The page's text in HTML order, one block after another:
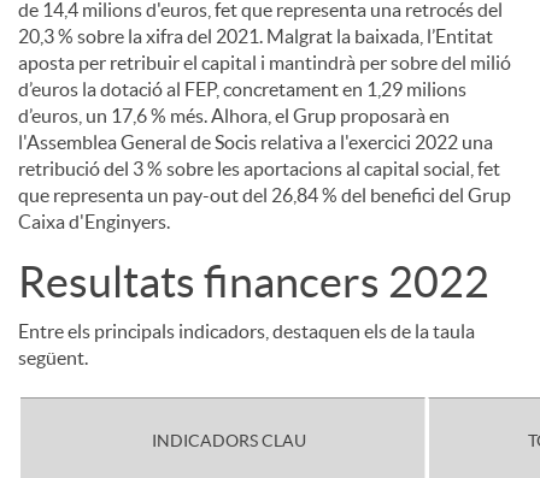
de 14,4 milions d'euros, fet que representa una retrocés del
20,3 % sobre la xifra del 2021. Malgrat la baixada, l’Entitat
aposta per retribuir el capital i mantindrà per sobre del milió
d’euros la dotació al FEP, concretament en 1,29 milions
d’euros, un 17,6 % més. Alhora, el Grup proposarà en
l'Assemblea General de Socis relativa a l'exercici 2022 una
retribució del 3 % sobre les aportacions al capital social, fet
que representa un pay-out del 26,84 % del benefici del Grup
Caixa d'Enginyers.
Resultats financers 2022
Entre els principals indicadors, destaquen els de la taula
següent.
INDICADORS CLAU